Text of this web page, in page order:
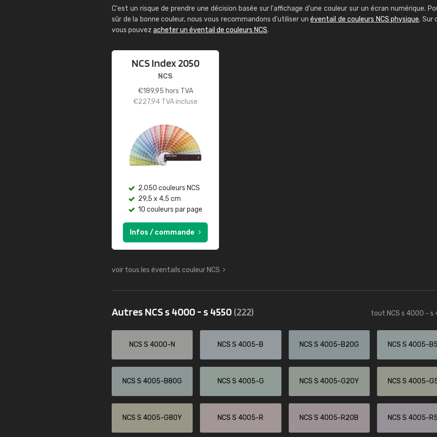
C'est un risque de prendre une décision basée sur l'affichage d'une couleur sur un écran numérique.
sûr de la bonne couleur, nous vous recommandons d'utiliser unéventail de couleurs NCS physique. Sur
vous pouvez acheter un éventail de couleurs NCS.
NCS Index 2050
NCS
€189,95 hors TVA
€227,94 TVA incluse
2.050 couleurs NCS
29,5 x 4,5 cm
10 couleurs par page
Infos / commande
voir tous les éventails couleur NCS
Autres NCS s 4000 - s 4550(222) tout NCS s 4000 - s
NCS S 4000-N NCS S 4005-B NCS S 4005-B20G NCS S 4005-
NCS S 4005-B80G NCS S 4005-G NCS S 4005-G20Y NCS S 4005-
NCS S 4005-G80Y NCS S 4005-R NCS S 4005-R20B NCS S 4005-